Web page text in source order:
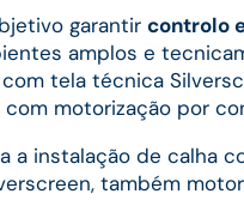
garantir
controlo
amplos e
tela técnica
motorização por
a instalação de calha
também